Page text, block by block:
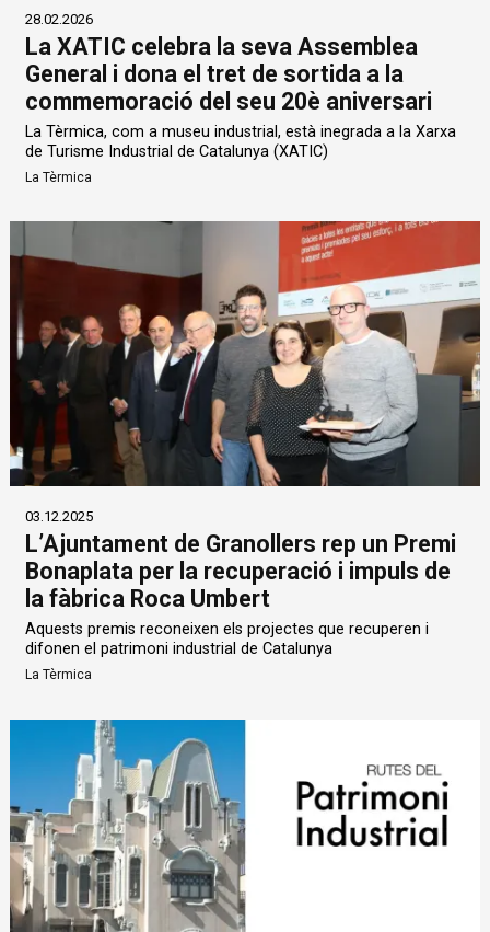
28.02.2026
La XATIC celebra la seva Assemblea
General i dona el tret de sortida a la
commemoració del seu 20è aniversari
La Tèrmica, com a museu industrial, està inegrada a la Xarxa
de Turisme Industrial de Catalunya (XATIC)
La Tèrmica
03.12.2025
L’Ajuntament de Granollers rep un Premi
Bonaplata per la recuperació i impuls de
la fàbrica Roca Umbert
Aquests premis reconeixen els projectes que recuperen i
difonen el patrimoni industrial de Catalunya
La Tèrmica